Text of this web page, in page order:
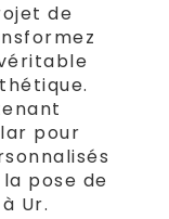
de
pour
pose de
Ur.